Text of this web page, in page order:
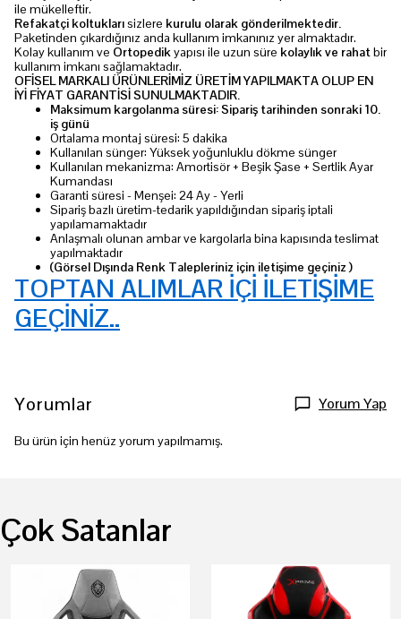
ile mükelleftir.
Refakatçi koltuklarısizlere kurulu olarak gönderilmektedir.
Paketinden çıkardığınız anda kullanım imkanınız yer almaktadır.
Kolay kullanım ve Ortopedikyapısı ile uzun süre kolaylık ve rahatbir
kullanım imkanı sağlamaktadır.
OFİSEL MARKALI ÜRÜNLERİMİZ ÜRETİM YAPILMAKTA OLUP EN
İYİ FİYAT GARANTİSİ SUNULMAKTADIR.
Maksimum kargolanma süresi: Sipariş tarihinden sonraki 10.
iş günü
Ortalama montaj süresi: 5 dakika
Kullanılan sünger: Yüksek yoğunluklu dökme sünger
Kullanılan mekanizma: Amortisör + Beşik Şase + Sertlik Ayar
Kumandası
Garanti süresi - Menşei: 24 Ay - Yerli
Sipariş bazlı üretim-tedarik yapıldığından sipariş iptali
yapılamamaktadır
Anlaşmalı olunan ambar ve kargolarla bina kapısında teslimat
yapılmaktadır
(Görsel Dışında Renk Talepleriniz için iletişime geçiniz )
TOPTAN ALIMLAR İÇİ İLETİŞİME
GEÇİNİZ..
Yorumlar Yorum Yap
Bu ürün için henüz yorum yapılmamış.
Çok Satanlar